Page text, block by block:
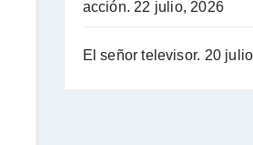
acción. 22 julio, 2026
El señor televisor. 20